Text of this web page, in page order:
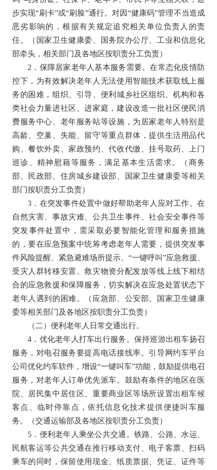
步实现“刷卡”或“刷脸”通行。对因“健康码”管理不当造成
恶劣影响的，根据有关规定追究相关单位负责人的责
任。（ 国家卫生健康委、国务院办公厅、工业和信息化
部牵头，相关部门及各地区按职责分工负责）
2．保障居家老年人基本服务需要。在常态化疫情防
控下，为有效解决老年人无法使用智能技术获取线上服
务的困难，组织、引导、便利城乡社区组织、机构和各
类社会力量进社区、进家庭，建设改造一批社区便民消
费服务中心、老年服务站等设施，为居家老年人特别是
高龄、空巢、失能、留守等重点群体，提供生活用品代
购、餐饮外卖、家政预约、代收代缴、挂号取药、上门
巡诊、精神慰藉等服务，满足基本生活需求。（ 商务
部、民政部、住房城乡建设部、国家卫生健康委等相关
部门按职责分工负责）
3．在突发事件处置中做好帮助老年人应对工作。 在
自然灾害、事故灾难、公共卫生事件、社会安全事件等
突发事件处置中，需采取必要智能化管理和服务措施
的，要在应急预案中统筹考虑老年人需要，提供突发事
件风险提醒、紧急避难场所提示、“一键呼叫”应急救援、
受灾人群转移安置、救灾物资分配发放等线上线下相结
合的应急救援和保障服务，切实解决在应急处置状态下
老年人遇到的困难。
（应急部、公安部、国家卫生健康
委等相关部门及各地区按职责分工负责）
（二）便利老年人日常交通出行。
4．优化老年人打车出行服务。 保持巡游出租车扬召
服务，对电召服务要提高电话接线率。引导网约车平台
公司优化约车软件，增设“一键叫车”功能，鼓励提供电召
服务，对老年人订单优先派车。鼓励有条件的地区在医
院、居民集中居住区、重要商业区等场所设置出租车候
客点、临时停靠点，依托信息化技术提供便捷叫车服
务。
（交通运输部及各地区按职责分工负责）
5．便利老年人乘坐公共交通。 铁路、公路、水运、
民航客运等公共交通在推行移动支付、电子客票、扫码
乘车的同时，保留使用现金、纸质票据、凭证、证件等